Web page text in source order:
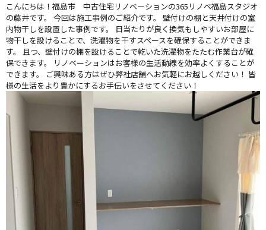
こんにちは！福島市 中古住宅リノベーションの365リノベ福島スタジオ
の藤井です。 今回は施工事例のご紹介です。 壁付けの棚と天井付けの室
内物干しを設置した事例です。 日当たりが良く換気もしやすいお部屋に
物干しを設けることで、洗濯物を干すスペースを確保することができま
す。 且つ、壁付けの棚を設けることで乾いた洗濯物をたたむ作業台が確
保できます。 リノベーションはお客様の生活動線を効率よくすることが
できます。 ご興味ある方はぜひ弊社店舗へお気軽にお越しください！ 皆
様の生活をより豊かにするお手伝いをさせてください！